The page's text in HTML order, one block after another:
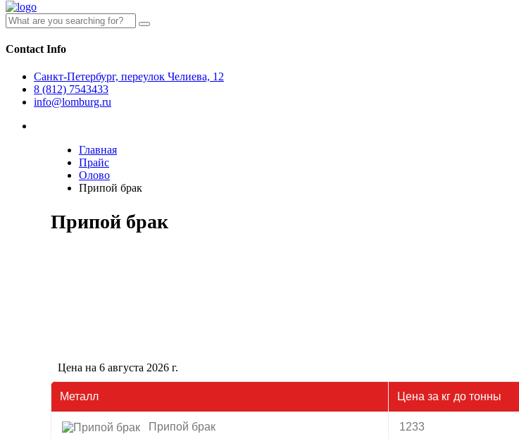
Contact Info
Санкт-Петербург, переулок Челиева, 12
8 (812) 7543433
info@lomburg.ru
Главная
Прайс
Олово
Припой брак
Припой брак
Цена на 6 августа 2026 г.
Металл Цена за кг до тонны
Припой брак 1233